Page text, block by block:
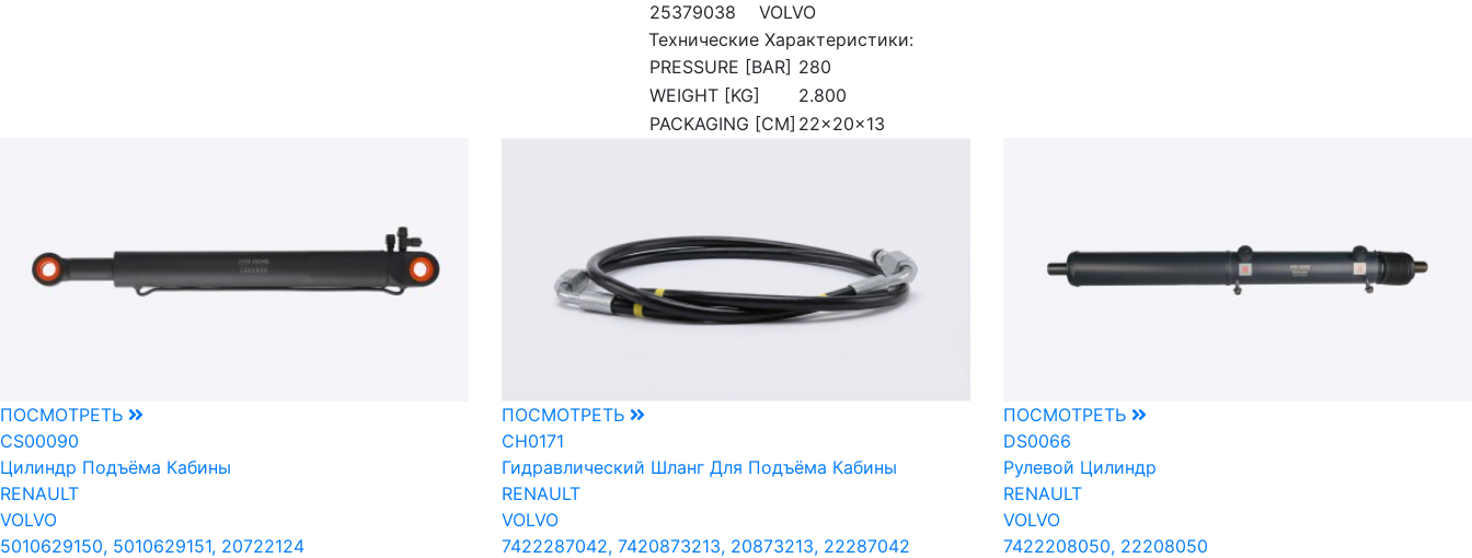
25379038
VOLVO
Технические Характеристики:
PRESSURE [BAR] 280
WEIGHT [KG]
2.800
PACKAGING [CM] 22x20x13
ПОСМОТРЕТЬ
CS00090
Цилиндр Подъёма Кабины
RENAULT
VOLVO
5010629150, 5010629151, 20722124
ПОСМОТРЕТЬ
CH0171
Гидравлический Шланг Для Подъёма Кабины
RENAULT
VOLVO
7422287042, 7420873213, 20873213, 22287042
ПОСМОТРЕТЬ
DS0066
Рулевой Цилиндр
RENAULT
VOLVO
7422208050, 22208050